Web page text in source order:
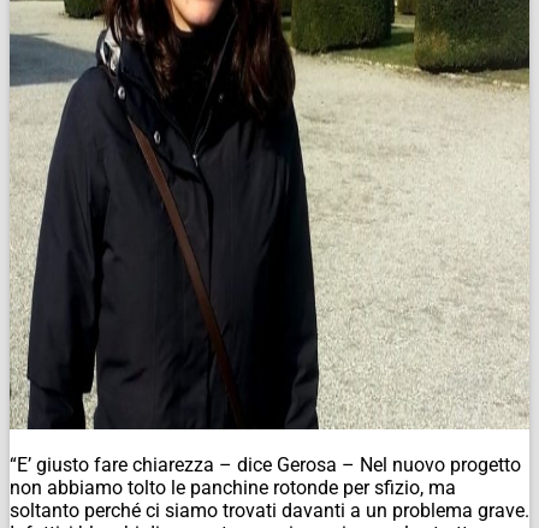
“E’ giusto fare chiarezza – dice Gerosa – Nel nuovo progetto
non abbiamo tolto le panchine rotonde per sfizio, ma
soltanto perché ci siamo trovati davanti a un problema grave.